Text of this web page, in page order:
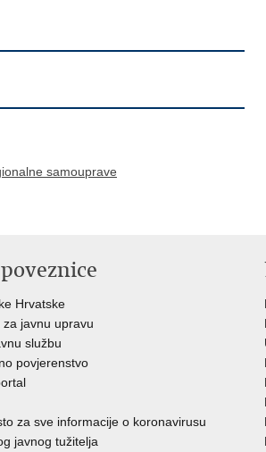
samouprave
Hrvatske
javnu upravu
službu
povjerenstvo
za sve informacije o koronavirusu
javnog tužitelja